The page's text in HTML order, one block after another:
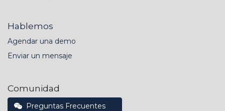
Hablemos
Agendar una demo
Enviar un mensaje
Comunidad
Preguntas Frecuentes